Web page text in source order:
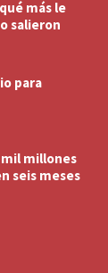
más le
salieron
para
millones
seis meses